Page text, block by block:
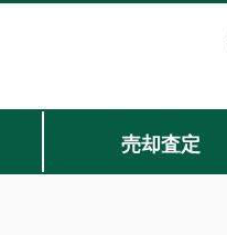
売却査定